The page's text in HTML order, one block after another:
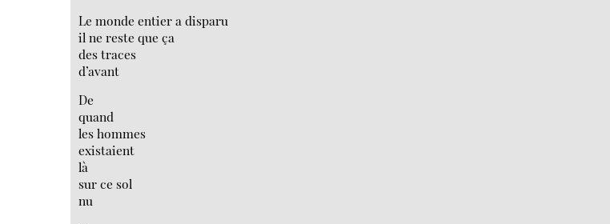
Le monde entier a disparu
il ne reste que ça
des traces
d’avant
De
quand
les hommes
existaient
là
sur ce sol
nu